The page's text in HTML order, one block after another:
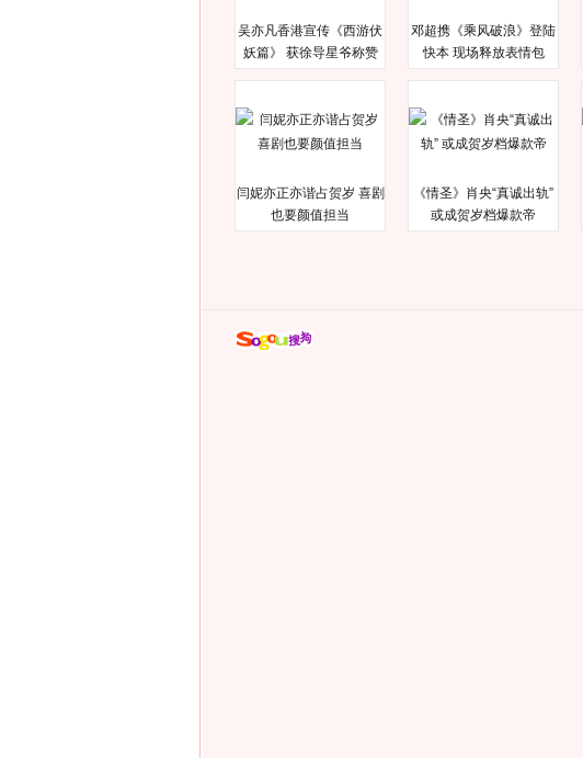
吴亦凡香港宣传《西游伏
妖篇》 获徐导星爷称赞
邓超携《乘风破浪》登陆
快本 现场释放表情包
闫妮亦正亦谐占贺岁 喜剧
也要颜值担当
《情圣》肖央“真诚出轨”
或成贺岁档爆款帝